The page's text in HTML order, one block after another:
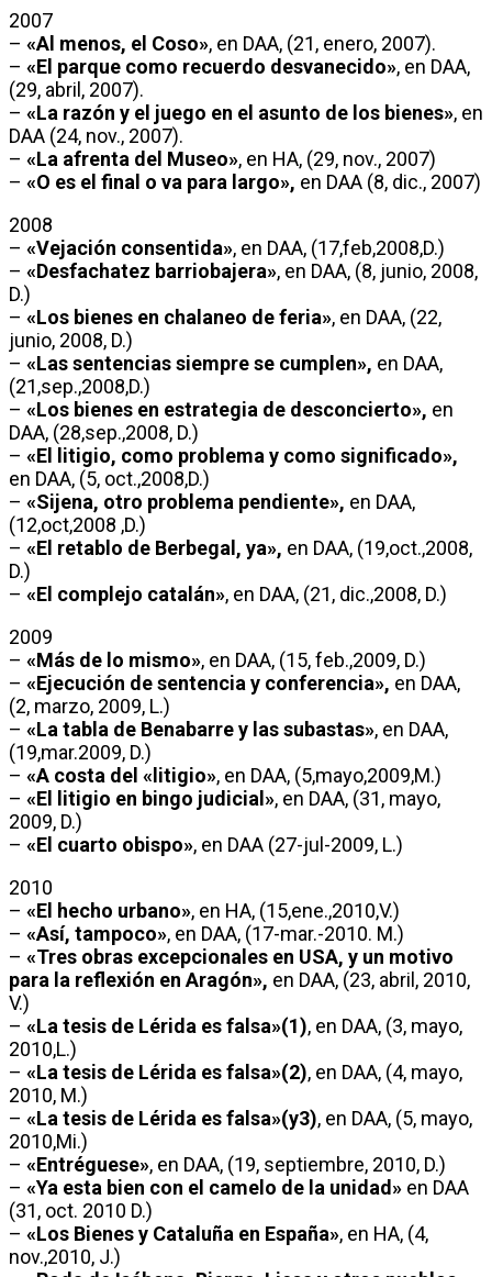
2007
– «Al menos, el Coso», en DAA, (21, enero, 2007).
– «El parque como recuerdo desvanecido», en DAA,
(29, abril, 2007).
– «La razón y el juego en el asunto de los bienes», en
DAA (24, nov., 2007).
– «La afrenta del Museo», en HA, (29, nov., 2007)
– «O es el final o va para largo», en DAA (8, dic., 2007)
2008
– «Vejación consentida», en DAA, (17,feb,2008,D.)
– «Desfachatez barriobajera», en DAA, (8, junio, 2008,
D.)
– «Los bienes en chalaneo de feria», en DAA, (22,
junio, 2008, D.)
– «Las sentencias siempre se cumplen», en DAA,
(21,sep.,2008,D.)
– «Los bienes en estrategia de desconcierto», en
DAA, (28,sep.,2008, D.)
– «El litigio, como problema y como significado»,
en DAA, (5, oct.,2008,D.)
– «Sijena, otro problema pendiente», en DAA,
(12,oct,2008 ,D.)
– «El retablo de Berbegal, ya», en DAA, (19,oct.,2008,
D.)
– «El complejo catalán», en DAA, (21, dic.,2008, D.)
2009
– «Más de lo mismo», en DAA, (15, feb.,2009, D.)
– «Ejecución de sentencia y conferencia», en DAA,
(2, marzo, 2009, L.)
– «La tabla de Benabarre y las subastas», en DAA,
(19,mar.2009, D.)
– «A costa del «litigio», en DAA, (5,mayo,2009,M.)
– «El litigio en bingo judicial», en DAA, (31, mayo,
2009, D.)
– «El cuarto obispo», en DAA (27-jul-2009, L.)
2010
– «El hecho urbano», en HA, (15,ene.,2010,V.)
– «Así, tampoco», en DAA, (17-mar.-2010. M.)
– «Tres obras excepcionales en USA, y un motivo
para la reflexión en Aragón», en DAA, (23, abril, 2010,
V.)
– «La tesis de Lérida es falsa»(1), en DAA, (3, mayo,
2010,L.)
– «La tesis de Lérida es falsa»(2), en DAA, (4, mayo,
2010, M.)
– «La tesis de Lérida es falsa»(y3), en DAA, (5, mayo,
2010,Mi.)
– «Entréguese», en DAA, (19, septiembre, 2010, D.)
– «Ya esta bien con el camelo de la unidad» en DAA
(31, oct. 2010 D.)
– «Los Bienes y Cataluña en España», en HA, (4,
nov.,2010, J.)